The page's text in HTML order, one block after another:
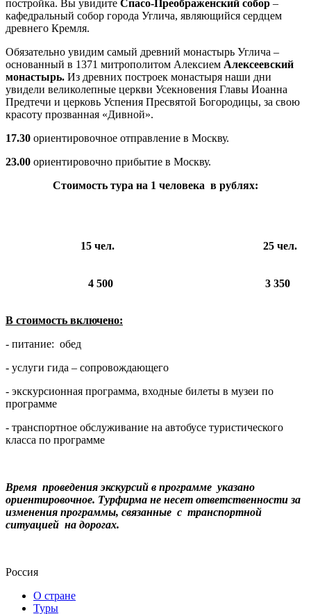
постройка. Вы увидите Спасо-Преображенский собор –
кафедральный собор города Углича, являющийся сердцем
древнего Кремля.
Обязательно увидим самый древний монастырь Углича –
основанный в 1371 митрополитом Алексием Алексеевский
монастырь. Из древних построек монастыря наши дни
увидели великолепные церкви Усекновения Главы Иоанна
Предтечи и церковь Успения Пресвятой Богородицы, за свою
красоту прозванная «Дивной».
17.30 ориентировочное отправление в Москву.
23.00 ориентировочно прибытие в Москву.
Стоимость тура на 1 человека в рублях:
15 чел. 25 чел.
4 500 3 350
В стоимость включено:
- питание: обед
- услуги гида – сопровождающего
- экскурсионная программа, входные билеты в музеи по
программе
- транспортное обслуживание на автобусе туристического
класса по программе
Время проведения экскурсий в программе указано
ориентировочное. Турфирма не несет ответственности за
изменения программы, связанные с транспортной
ситуацией на дорогах.
Россия
О стране
Туры